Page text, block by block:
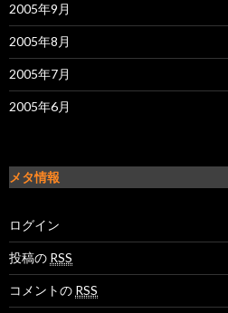
2005年9月
2005年8月
2005年7月
2005年6月
メタ情報
ログイン
投稿の RSS
コメントの RSS